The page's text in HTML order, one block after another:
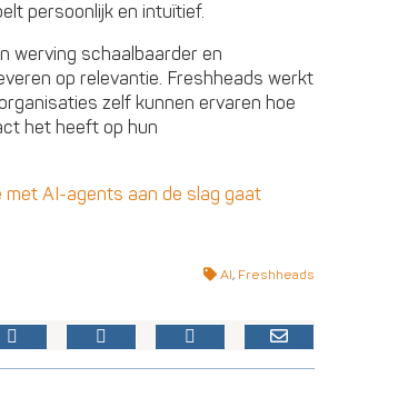
persoonlijk en intuïtief.
werving schaalbaarder en
op relevantie. Freshheads werkt
zelf kunnen ervaren hoe
het heeft op hun
AI-agents aan de slag gaat
AI, Freshheads